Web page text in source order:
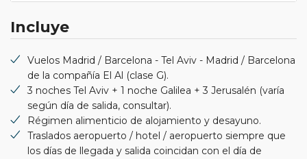
Incluye
Vuelos Madrid / Barcelona - Tel Aviv - Madrid / Barcelona
de la compañía El Al (clase G).
3 noches Tel Aviv + 1 noche Galilea + 3 Jerusalén (varía
según día de salida, consultar).
Régimen alimenticio de alojamiento y desayuno.
Traslados aeropuerto / hotel / aeropuerto siempre que
los días de llegada y salida coincidan con el día de